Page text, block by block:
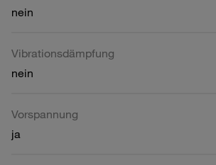
nein
Vibrationsdämpfung
nein
Vorspannung
ja